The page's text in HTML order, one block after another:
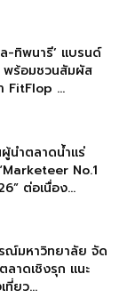
-ทิพนารี’ แบรนด์
พร้อมชวนสัมผัส
FitFlop ...
นำตลาดน้ำแร่
No.1
ต่อเนื่อง...
ณ์มหาวิทยาลัย จัด
ลาดเชิงรุก แนะ
ที่ยว...